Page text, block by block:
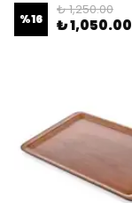
%16
₺ 1,250.00
₺ 1,050.00